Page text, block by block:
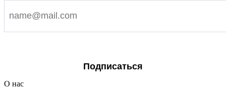
Подписаться
О нас